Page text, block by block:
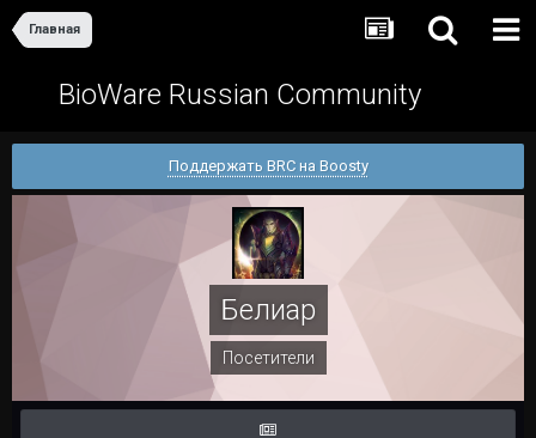
Главная
BioWare Russian Community
Поддержать BRC на Boosty
Белиар
Посетители